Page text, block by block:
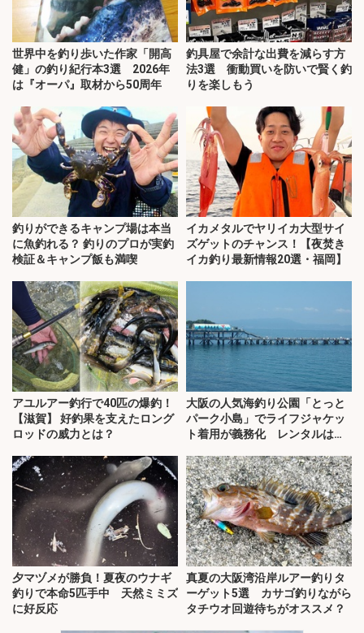
世界中を釣り歩いた作家「開高
健」の釣り紀行本3選 2026年
は『オーパ』取材から50周年
釣具屋で余計な出費を減らす方
法3選 衝動買いを防いで賢く釣
りを楽しもう
釣りができるキャンプ場は本当
に魚釣れる？ 釣りのプロが実釣
検証＆キャンプ飯も満喫
イカメタルでヤリイカ大型サイ
ズゲットのチャンス！【夜焚き
イカ釣り最新情報20選・福岡】
アユルアー釣行で40匹の爆釣！
【滋賀】 好釣果を支えたロング
ロッドの威力とは？
大阪の人気海釣り公園「とっと
パーク小島」でライフジャケッ
ト着用が義務化 レンタルはオ
夕マヅメが勝負！夏夜のウナギ
釣りで本命5匹手中 天然ミミズ
に好反応
真夏の大阪湾沿岸ルアー釣りタ
ーゲット5選 カサゴ釣りながら
タチウオ回遊待ちがオススメ？